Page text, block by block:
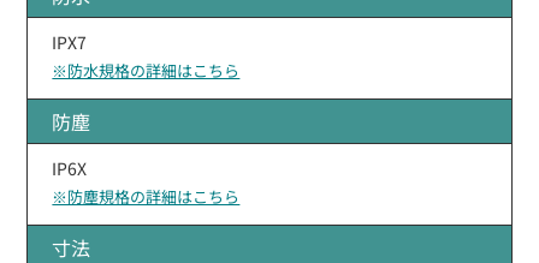
IPX7
※防水規格の詳細はこちら
防塵
IP6X
※防塵規格の詳細はこちら
寸法